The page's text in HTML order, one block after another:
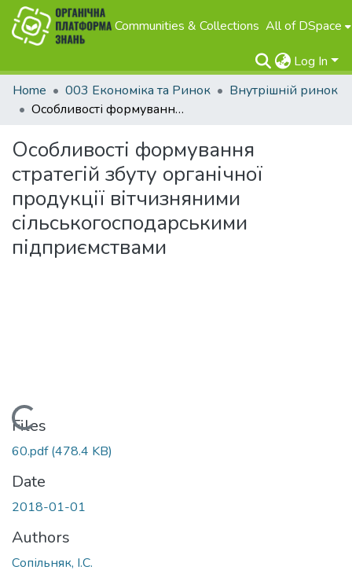
Communities & Collections All of DSpace
Log In
Home
003 Економіка та Ринок
Внутрішній ринок
Особливості формування стратегій збуту органічної продукції вітчизняними сільськогосподарськими підприємствами
Особливості формування
стратегій збуту органічної
продукції вітчизняними
сільськогосподарськими
підприємствами
Loading...
Files
60.pdf(478.4 KB)
Date
2018-01-01
Authors
Сопільняк, І.С.